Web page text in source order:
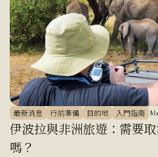
最新消息 行前準備 目的地 入門指南 ·
伊波拉與非洲旅遊：需要
嗎？